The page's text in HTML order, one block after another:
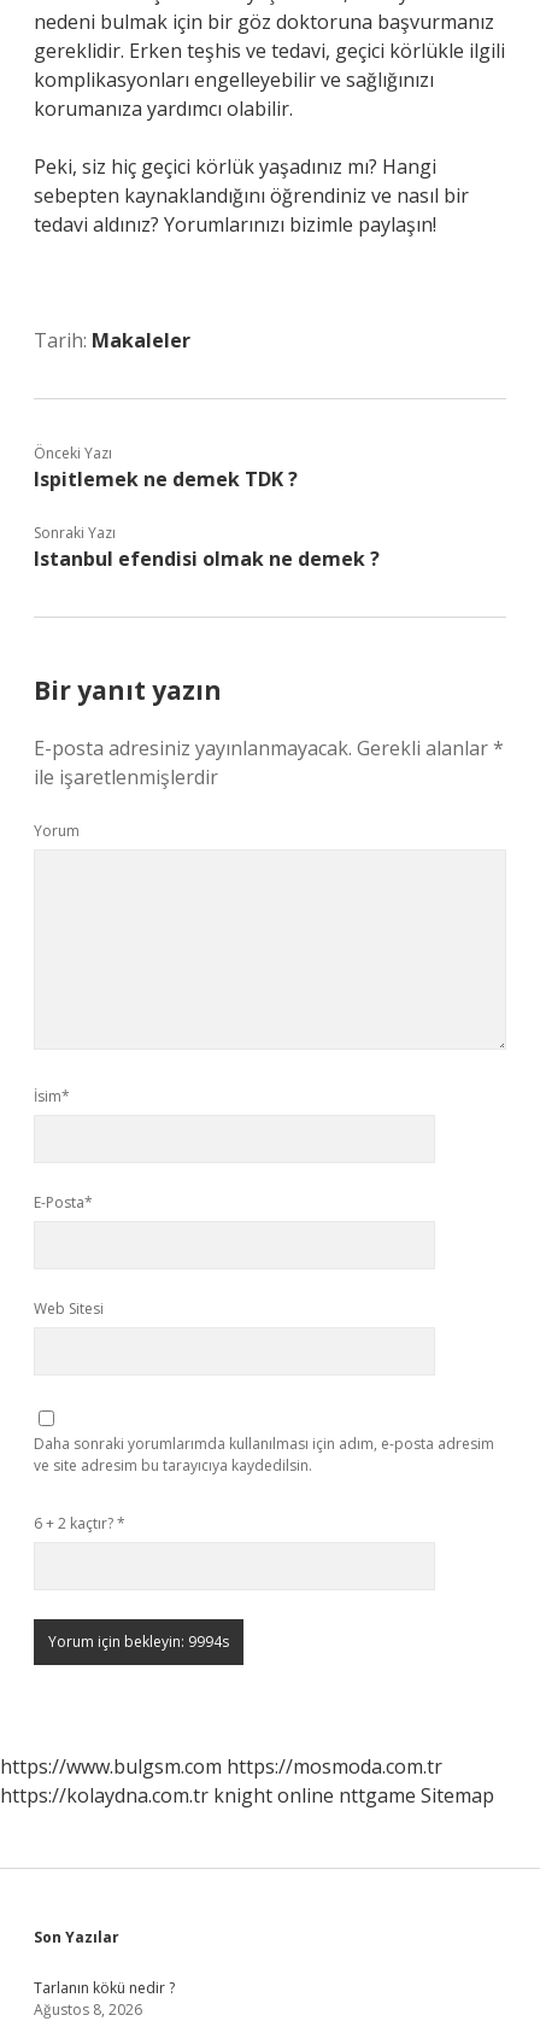
nedeni bulmak için bir göz doktoruna başvurmanız
gereklidir. Erken teşhis ve tedavi, geçici körlükle ilgili
komplikasyonları engelleyebilir ve sağlığınızı
korumanıza yardımcı olabilir.
Peki, siz hiç geçici körlük yaşadınız mı? Hangi
sebepten kaynaklandığını öğrendiniz ve nasıl bir
tedavi aldınız? Yorumlarınızı bizimle paylaşın!
Tarih: Makaleler
Önceki Yazı
Ispitlemek ne demek TDK ?
Sonraki Yazı
Istanbul efendisi olmak ne demek ?
Bir yanıt yazın
E-posta adresiniz yayınlanmayacak. Gerekli alanlar*
ile işaretlenmişlerdir
Yorum
İsim*
E-Posta*
Web Sitesi
Daha sonraki yorumlarımda kullanılması için adım, e-posta adresim
ve site adresim bu tarayıcıya kaydedilsin.
6 + 2 kaçtır?*
https://www.bulgsm.com https://mosmoda.com.tr
https://kolaydna.com.tr knight online nttgame Sitemap
Sidebar
Son Yazılar
Tarlanın kökü nedir ?
Ağustos 8, 2026